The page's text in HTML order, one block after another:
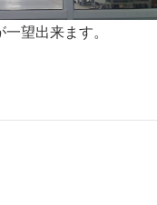
望出来ます。